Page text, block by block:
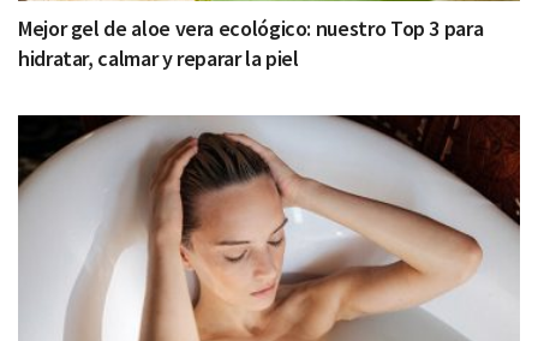
Mejor gel de aloe vera ecológico: nuestro Top 3 para
hidratar, calmar y reparar la piel